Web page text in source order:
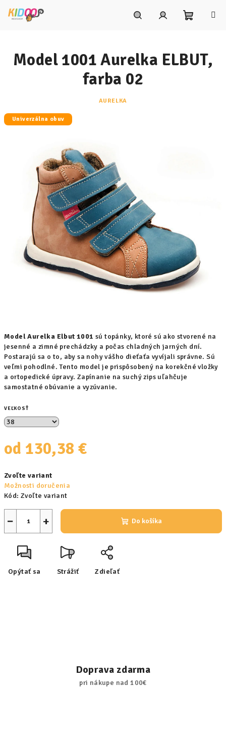
košík
Model Aurelka Elbut 1001 sú topánky, ktoré sú ako stvorené na
jesenné a zimné prechádzky a počas chladných jarných dní.
Postarajú sa o to, aby sa nohy vášho dieťaťa vyvíjali správne. Sú
veľmi pohodlné. Tento model je prispôsobený na korekčné vložky
a ortopedické úpravy. Zapínanie na suchý zips uľahčuje
samostatné obúvanie a vyzúvanie.
VEĽKOSŤ
od 130,38 €
cena:
Zvoľte variant
Možnosti doručenia
Kód: Zvoľte variant
+
− Do košíka
Opýtať sa Strážiť Zdieľať
Model 1001 Aurelka ELBUT,
farba 02
AURELKA
Univerzálna obuv
Doprava zdarma
pri nákupe nad 100€